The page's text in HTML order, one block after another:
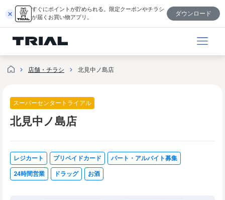
を
キ
すぐにポイントが貯められる。限定クーポンやチラシ
が届くお買い物アプリ。
ダウンロード
店舗・チラシ 北見中ノ島店
スーパーセンタートライアル
北見中ノ島店
レジカート プリペイドカード パート・アルバイト募集
24時間営業 ドラッグ お酒